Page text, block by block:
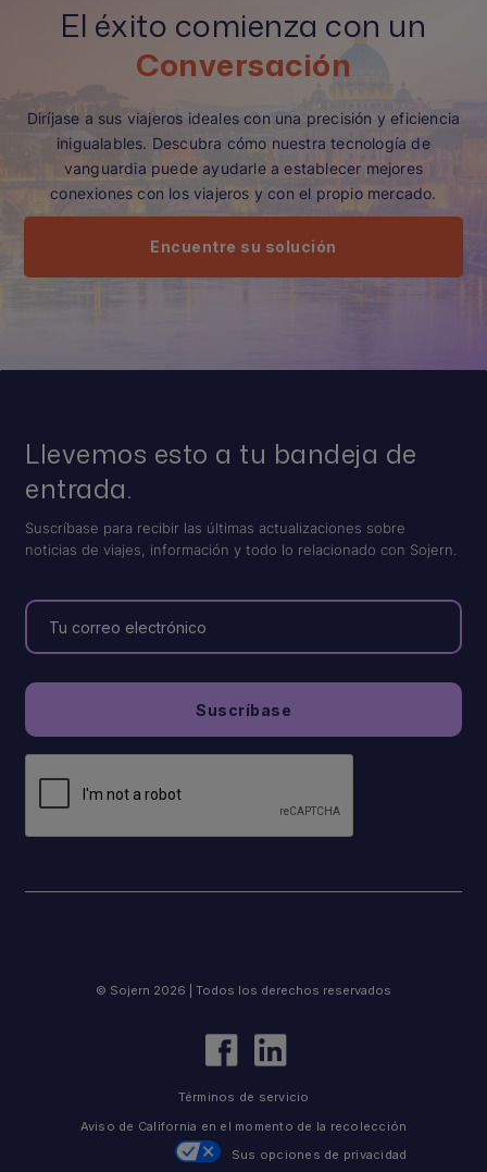
El éxito comienza con un
Conversación
Diríjase a sus viajeros ideales con una precisión y eficiencia
inigualables. Descubra cómo nuestra tecnología de
vanguardia puede ayudarle a establecer mejores
conexiones con los viajeros y con el propio mercado.
Encuentre su solución
Llevemos esto a tu bandeja de
entrada.
Suscríbase para recibir las últimas actualizaciones sobre
noticias de viajes, información y todo lo relacionado con Sojern.
© Sojern 2026 | Todos los derechos reservados
Términos de servicio
Aviso de California en el momento de la recolección
Sus opciones de privacidad